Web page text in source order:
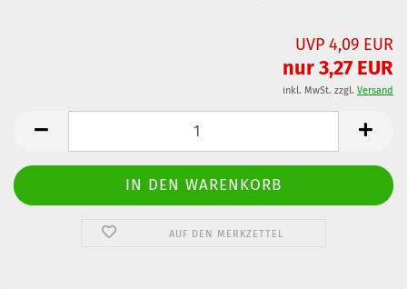
UVP 4,09 EUR
nur 3,27 EUR
inkl. MwSt. zzgl. Versand
AUF DEN MERKZETTEL